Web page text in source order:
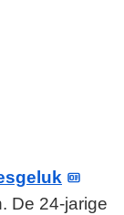
De 24-jarige